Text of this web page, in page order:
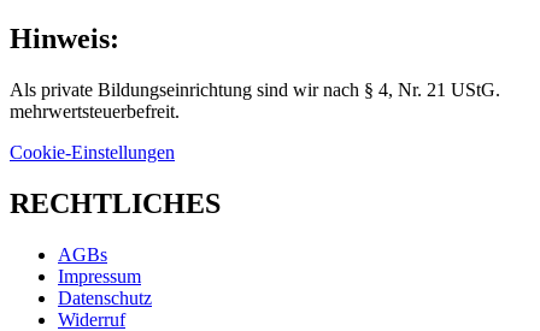
Hinweis:
Als private Bildungseinrichtung sind wir nach § 4, Nr. 21 UStG.
mehrwertsteuerbefreit.
Cookie-Einstellungen
RECHTLICHES
AGBs
Impressum
Datenschutz
Widerruf